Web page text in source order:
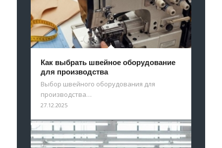
Как выбрать швейное оборудование
для производства
Выбор швейного оборудования для
производства…
27.12.2025